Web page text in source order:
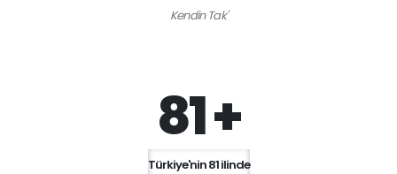
Kendin Tak'
81 +
Türkiye'nin 81 ilinde